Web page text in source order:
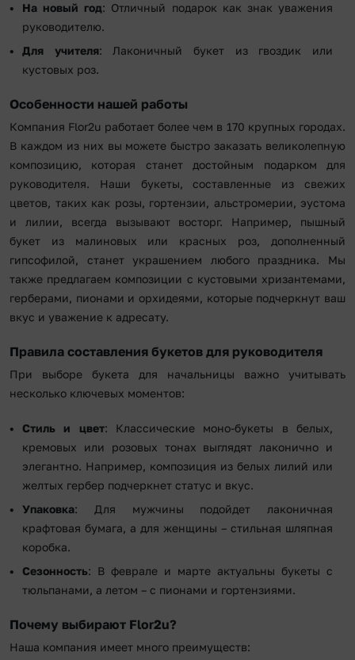
На новый год: Отличный подарок как знак уважения
руководителю.
Для учителя: Лаконичный букет из гвоздик или
кустовых роз.
Особенности нашей работы
Компания Flor2u работает более чем в 170 крупных городах.
В каждом из них вы можете быстро заказать великолепную
композицию, которая станет достойным подарком для
руководителя. Наши букеты, составленные из свежих
цветов, таких как розы, гортензии, альстромерии, эустома
и лилии, всегда вызывают восторг. Например, пышный
букет из малиновых или красных роз, дополненный
гипсофилой, станет украшением любого праздника. Мы
также предлагаем композиции с кустовыми хризантемами,
герберами, пионами и орхидеями, которые подчеркнут ваш
вкус и уважение к адресату.
Правила составления букетов для руководителя
При выборе букета для начальницы важно учитывать
несколько ключевых моментов:
Стиль и цвет: Классические моно-букеты в белых,
кремовых или розовых тонах выглядят лаконично и
элегантно. Например, композиция из белых лилий или
желтых гербер подчеркнет статус и вкус.
Упаковка: Для мужчины подойдет лаконичная
крафтовая бумага, а для женщины – стильная шляпная
коробка.
Сезонность: В феврале и марте актуальны букеты с
тюльпанами, а летом – с пионами и гортензиями.
Почему выбирают Flor2u?
Наша компания имеет много преимуществ: